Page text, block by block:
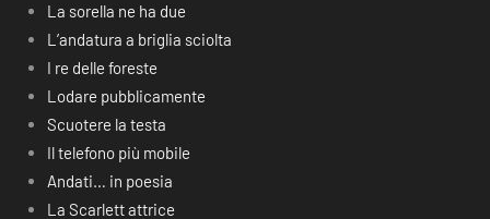
La sorella ne ha due
L’andatura a briglia sciolta
I re delle foreste
Lodare pubblicamente
Scuotere la testa
Il telefono più mobile
Andati… in poesia
La Scarlett attrice